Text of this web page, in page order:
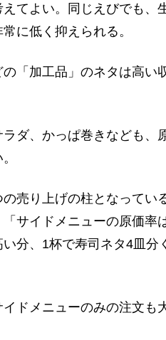
てよい。同じえびでも、
に低く抑えられる。
「加工品」のネタは高い
ダ、かっぱ巻きなども、
売り上げの柱となってい
サイドメニューの原価率
分、1杯で寿司ネタ4皿分
ドメニューのみの注文も